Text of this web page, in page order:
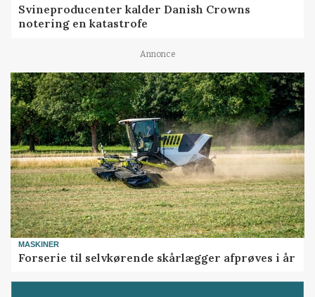
Svineproducenter kalder Danish Crowns
notering en katastrofe
Annonce
MASKINER
Forserie til selvkørende skårlægger afprøves i år